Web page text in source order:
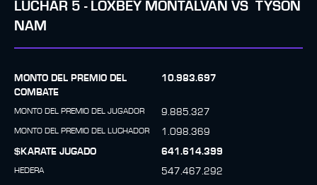
LUCHAR 5 - LOXBEY MONTALVAN VS TYSON
NAM
MONTO DEL PREMIO DEL
COMBATE
10.983.697
MONTO DEL PREMIO DEL JUGADOR 9.885.327
MONTO DEL PREMIO DEL LUCHADOR
1.098.369
$KARATE JUGADO
641.614.399
HEDERA 547.467.292